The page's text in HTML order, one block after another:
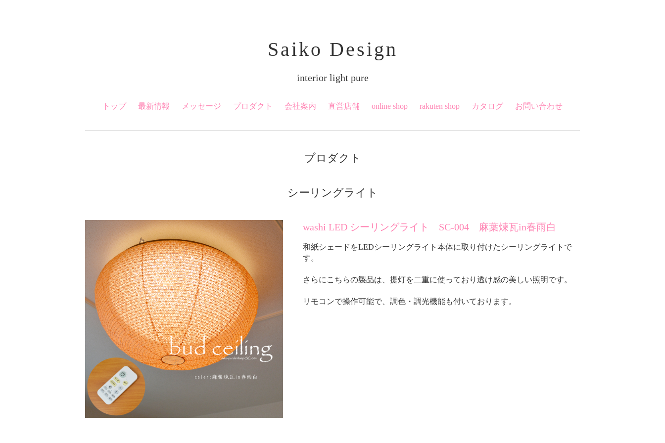
Saiko Design
interior light pure
トップ 最新情報 メッセージ プロダクト 会社案内 直営店舗 online shop rakuten shop カタログ お問い合わせ
プロダクト
シーリングライト
washi LED シーリングライト SC-004 麻葉煉瓦in春雨白
和紙シェードをLEDシーリングライト本体に取り付けたシーリングライトで
す。
さらにこちらの製品は、提灯を二重に使っており透け感の美しい照明です。
リモコンで操作可能で、調色・調光機能も付いております。